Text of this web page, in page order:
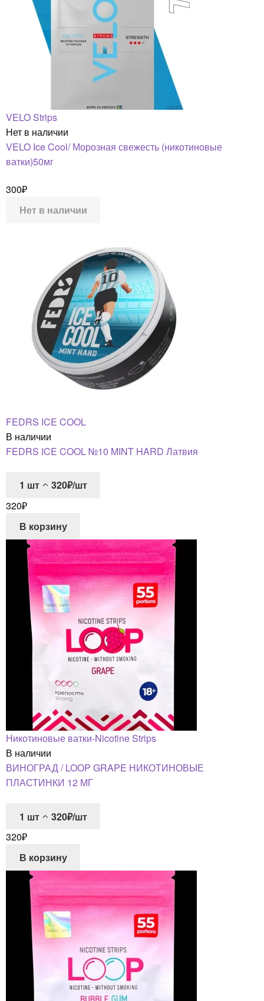
VELO Strips
Нет в наличии
VELO Ice Cool/ Морозная свежесть (никотиновые
ватки)50мг
300₽
Нет в наличии
FEDRS ICE COOL
В наличии
FEDRS ICE COOL №10 MINT HARD Латвия
1 шт
320₽/шт
320₽
В корзину
Никотиновые ватки-Nicotine Strips
В наличии
ВИНОГРАД / LOOP GRAPE НИКОТИНОВЫЕ
ПЛАСТИНКИ 12 МГ
1 шт
320₽/шт
320₽
В корзину